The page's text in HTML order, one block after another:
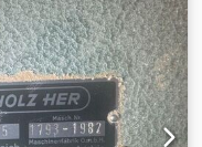
Dwsdpfxjzmy